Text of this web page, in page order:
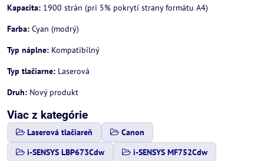
Kapacita: 1900 strán (pri 5% pokrytí strany formátu A4)
Farba: Cyan (modrý)
Typ náplne: Kompatibilný
Typ tlačiarne: Laserová
Druh: Nový produkt
Viac z kategórie
Laserová tlačiareň
Canon
i-SENSYS LBP673Cdw
i-SENSYS MF752Cdw